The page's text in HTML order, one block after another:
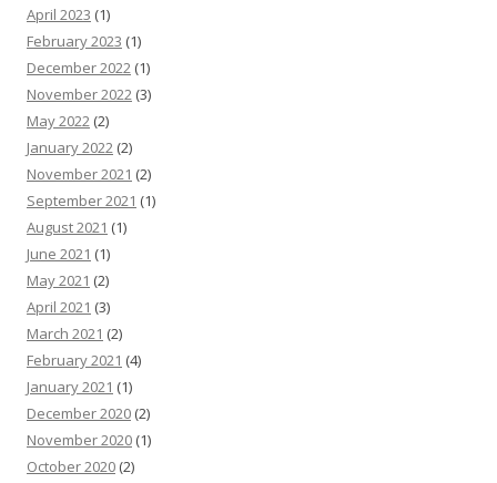
April 2023 (1)
February 2023 (1)
December 2022 (1)
November 2022 (3)
May 2022 (2)
January 2022 (2)
November 2021 (2)
September 2021 (1)
August 2021 (1)
June 2021 (1)
May 2021 (2)
April 2021 (3)
March 2021 (2)
February 2021 (4)
January 2021 (1)
December 2020 (2)
November 2020 (1)
October 2020 (2)